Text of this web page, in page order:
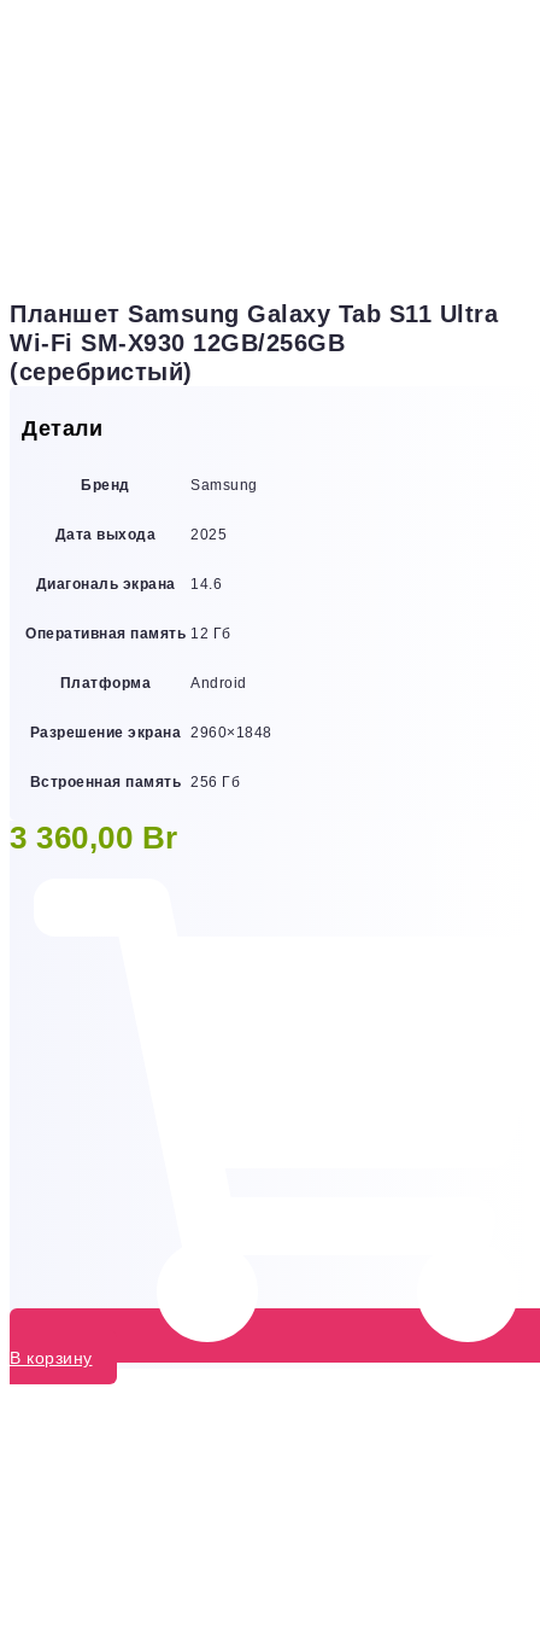
Планшет Samsung Galaxy Tab S11 Ultra
Wi-Fi SM-X930 12GB/256GB
(серебристый)
Детали
Бренд Samsung
Дата выхода 2025
Диагональ экрана 14.6
Оперативная память 12 Гб
Платформа Android
Разрешение экрана 2960×1848
Встроенная память 256 Гб
3 360,00 Br
В корзину